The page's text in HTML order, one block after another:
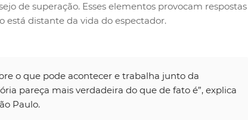
de superação. Esses elementos provocam respostas
está distante da vida do espectador.
o que pode acontecer e trabalha junto da
pareça mais verdadeira do que de fato é”, explica
Paulo.